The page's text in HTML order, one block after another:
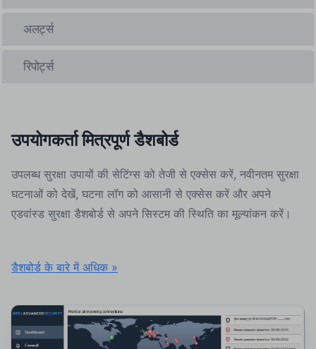
अलर्ट्स
रिपोर्ट्स
उपयोगकर्ता मित्रपूर्ण डैशबोर्ड
उपलब्ध सुरक्षा उपायों की सेटिंग्स को तेजी से एक्सेस करें, नवीनतम सुरक्षा
घटनाओं को देखें, घटना लॉग को आसानी से एक्सेस करें और अपने
एडवांस्ड सुरक्षा डैशबोर्ड से अपने सिस्टम की स्थिति का मूल्यांकन करें।
डैशबोर्ड के बारे में अधिक »